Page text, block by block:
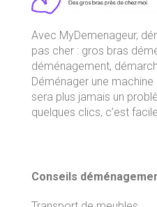
Avec MyDemenageur,
pas cher : gros bras
déménagement,
Déménager une
sera plus jamais un
quelques clics, c’est
Conseils